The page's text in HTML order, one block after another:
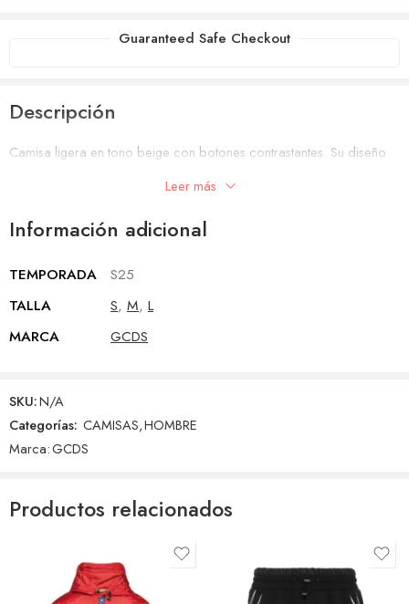
Guaranteed Safe Checkout
Descripción
Camisa ligera en tono beige con botones contrastantes. Su diseño
una prenda versátil, ideal para outfits relajados pero con estilo.
Leer más
Información adicional
TEMPORADA
S25
TALLA
S, M, L
MARCA
GCDS
SKU:N/A
Categorías: CAMISAS,HOMBRE
Marca:GCDS
Productos relacionados